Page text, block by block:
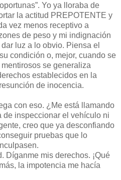
Yo ya lloraba de
la actitud PREPOTENTE y
vez menos receptivo a
de peso y mi indignación
luz a lo obvio. Piensa el
condición o, mejor, cuando se
se generaliza
establecidos en la
de inocencia.
con eso. ¿Me está llamando
de inspeccionar el vehículo ni
creo que ya desconfiando
pruebas que lo
Díganme mis derechos. ¡Qué
la impotencia me hacía